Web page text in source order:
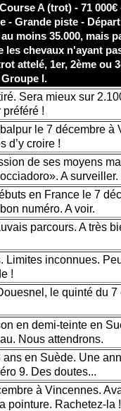
A (trot) - 71 000€
- Grande piste -
moins 35.000, mais
chevaux n'ayant
attelé, 1er, 2ème ou
Groupe I.
Sera mieux sur
préféré !
le 7 décembre à
d’y croire !
de ses moyens
A
en France le 7
numéro. A voir.
parcours. A très
Limites inconnues.
!
le quinté du
en demi-teinte en
Nous attendrons.
ans en Suède. Une
9. Des doutes...
à Vincennes.
pointure. Rachetez-